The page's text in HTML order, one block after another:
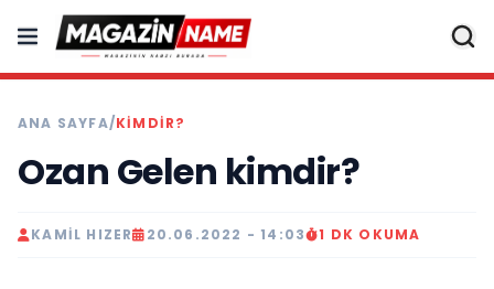
ANA SAYFA/KIMDIR?
Ozan Gelen kimdir?
KAMIL HIZER 20.06.2022 - 14:03 1 DK OKUMA